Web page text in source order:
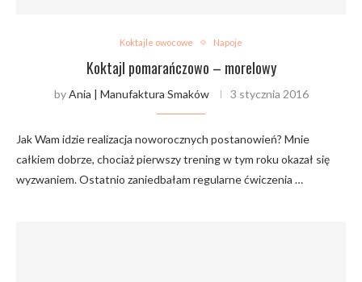
Koktajle owocowe Napoje
Koktajl pomarańczowo – morelowy
byAnia | Manufaktura Smaków 3 stycznia 2016
Jak Wam idzie realizacja noworocznych postanowień? Mnie
całkiem dobrze, chociaż pierwszy trening w tym roku okazał się
wyzwaniem. Ostatnio zaniedbałam regularne ćwiczenia …